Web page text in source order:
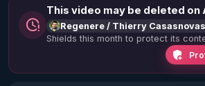
This video may be deleted on
Regenere / Thierry Casasnovas
Shields this month to protect its